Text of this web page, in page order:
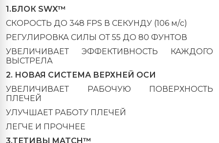
1.БЛОК SWX™
СКОРОСТЬ ДО 348 FPS В СЕКУНДУ (106 м/c)
РЕГУЛИРОВКА СИЛЫ ОТ 55 ДО 80 ФУНТОВ
УВЕЛИЧИВАЕТ ЭФФЕКТИВНОСТЬ КАЖДОГО
ВЫСТРЕЛА
2. НОВАЯ СИСТЕМА ВЕРХНЕЙ ОСИ
УВЕЛИЧИВАЕТ РАБОЧУЮ ПОВЕРХНОСТЬ
ПЛЕЧЕЙ
УЛУЧШАЕТ РАБОТУ ПЛЕЧЕЙ
ЛЕГЧЕ И ПРОЧНЕЕ
3.ТЕТИВЫ MATCH™